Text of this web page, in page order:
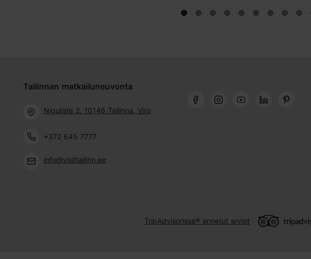
Tallinnan matkailuneuvonta
Niguliste 2, 10146 Tallinna, Viro
+372 645 7777
info@visittallinn.ee
TripAdvisorissa® annetut arviot